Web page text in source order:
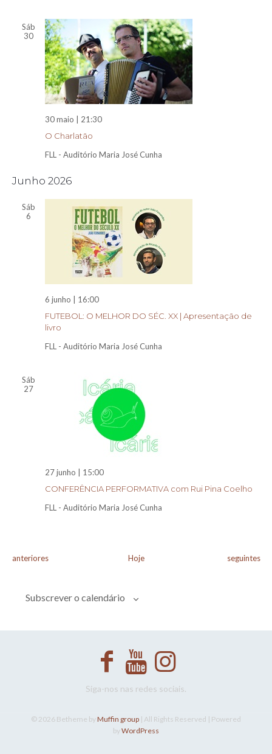
Sáb
30
O Charlatão
30 maio | 21:30
FLL - Auditório Maria José Cunha
Junho 2026
Sáb
6
FUTEBOL: O MELHOR DO SÉC. XX | Apresentação de
livro
6 junho | 16:00
FLL - Auditório Maria José Cunha
Sáb
27
CONFERÊNCIA PERFORMATIVA com Rui Pina Coelho
27 junho | 15:00
FLL - Auditório Maria José Cunha
Eventos
anteriores Hoje Eventos
seguintes
Subscrever o calendário
Siga-nos nas redes sociais.
© 2026 Betheme byMuffin group | All Rights Reserved | Powered
byWordPress